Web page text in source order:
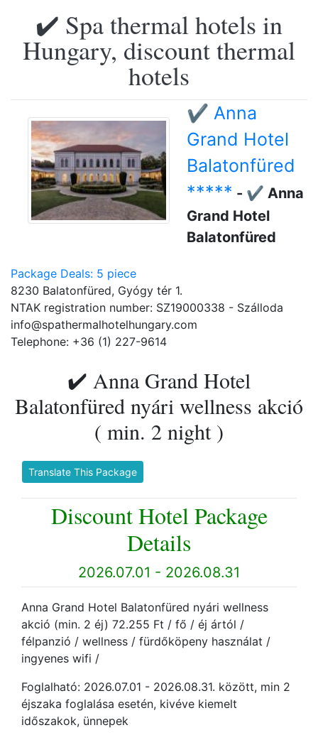
✔️ Spa thermal hotels in
Hungary, discount thermal
hotels
✔️ Anna
Grand Hotel
Balatonfüred
***** - ✔️ Anna
Grand Hotel
Balatonfüred
Package Deals: 5 piece
8230 Balatonfüred, Gyógy tér 1.
NTAK registration number: SZ19000338 - Szálloda
info@spathermalhotelhungary.com
Telephone: +36 (1) 227-9614
✔️ Anna Grand Hotel
Balatonfüred nyári wellness akció
( min. 2 night )
Translate This Package
Discount Hotel Package
Details
2026.07.01 - 2026.08.31
Anna Grand Hotel Balatonfüred nyári wellness
akció (min. 2 éj) 72.255 Ft / fő / éj ártól /
félpanzió / wellness / fürdőköpeny használat /
ingyenes wifi /
Foglalható: 2026.07.01 - 2026.08.31. között, min 2
éjszaka foglalása esetén, kivéve kiemelt
időszakok, ünnepek